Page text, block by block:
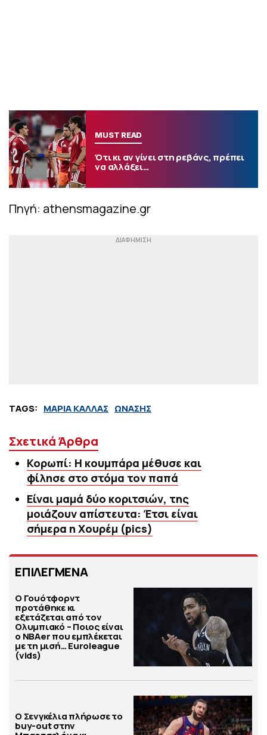
MUST READ
Ότι κι αν γίνει στη ρεβάνς, πρέπει
να αλλάξει…
Πηγή: athensmagazine.gr
TAGS: ΜΑΡΙΑ ΚΑΛΛΑΣ ΩΝΑΣΗΣ
Σχετικά Άρθρα
Κορωπί: Η κουμπάρα μέθυσε και
φίλησε στο στόμα τον παπά
Είναι μαμά δύο κοριτσιών, της
μοιάζουν απίστευτα: Έτσι είναι
σήμερα η Χουρέμ (pics)
ΕΠΙΛΕΓΜΕΝΑ
Ο Γουότφορντ
προτάθηκε κι
εξετάζεται από τον
Ολυμπιακό – Ποιος είναι
ο ΝΒΑer που εμπλέκεται
με τη μισή… Euroleague
(vids)
Ο Σενγκέλια πλήρωσε το
buy-out στην